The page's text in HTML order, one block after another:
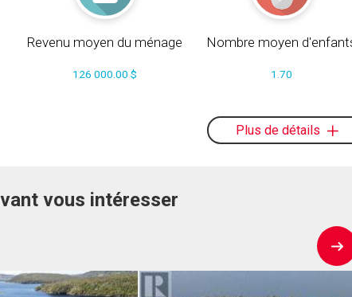
Revenu moyen du ménage
126 000.00 $
Nombre moyen
1.70
Plus de détails
vous intéresser